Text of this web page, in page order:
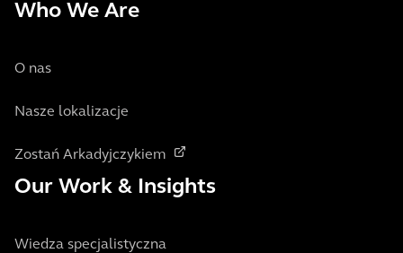
Who We Are
O nas
Nasze lokalizacje
Zostań Arkadyjczykiem
Our Work & Insights
Wiedza specjalistyczna